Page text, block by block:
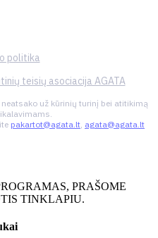
politika
teisių asociacija AGATA
neatsako už kūrinių turinį bei atitikimą
pakartot@agata.lt, agata@agata.lt
PRAŠOME
TINKLAPIU.